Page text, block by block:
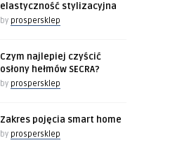
elastyczność stylizacyjna
by prospersklep
Czym najlepiej czyścić
osłony hełmów SECRA?
by prospersklep
Zakres pojęcia smart home
by prospersklep